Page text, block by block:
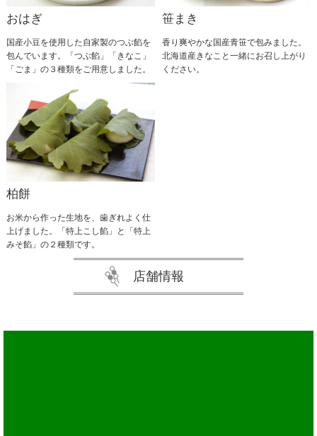
おはぎ
国産小豆を使用した自家製のつぶ餡を
包んでいます。「つぶ餡」「きなこ」
「ごま」の３種類をご用意しました。
笹まき
香り爽やかな国産青笹で包みました。
北海道産きなこと一緒にお召し上がり
ください。
柏餅
お米から作った生地を、歯ぎれよく仕
上げました。「特上こし餡」と「特上
みそ餡」の２種類です。
店舗情報